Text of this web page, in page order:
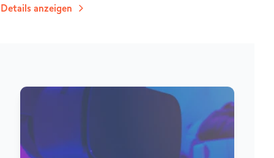
Details anzeigen